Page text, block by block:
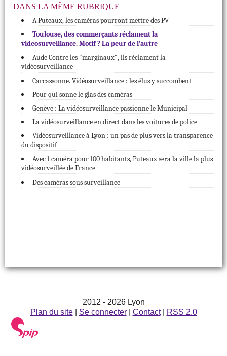
DANS LA MÊME RUBRIQUE
A Puteaux, les caméras pourront mettre des PV
Toulouse, des commerçants réclament la
videosurveillance. Motif ? La peur de l’autre
Aude Contre les "marginaux", ils réclament la
vidéosurveillance
Carcassonne. Vidéosurveillance : les élus y succombent
Pour qui sonne le glas des caméras
Genève : La vidéosurveillance passionne le Municipal
La vidéosurveillance en direct dans les voitures de police
Vidéosurveillance à Lyon : un pas de plus vers la transparence
du dispositif
Avec 1 caméra pour 100 habitants, Puteaux sera la ville la plus
vidéosurveillée de France
Des caméras sous surveillance
2012 - 2026 Lyon
Plan du site| Se connecter| Contact| RSS 2.0